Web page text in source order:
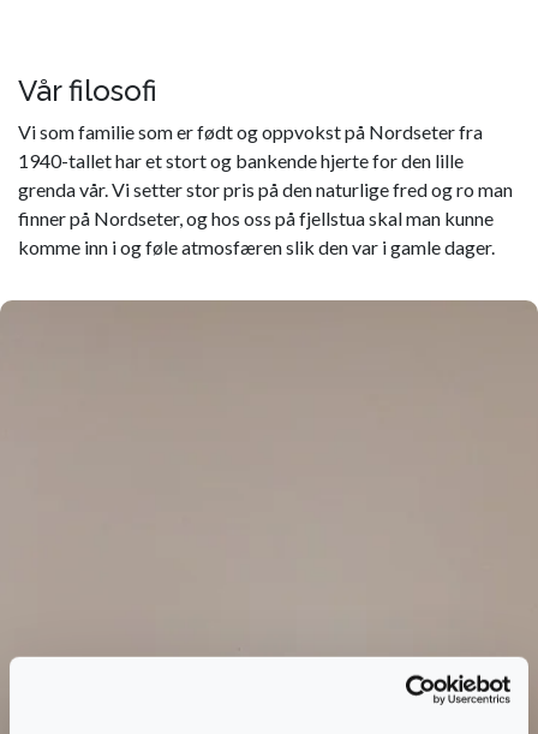
Vår filosofi
Vi som familie som er født og oppvokst på Nordseter fra
1940-tallet har et stort og bankende hjerte for den lille
grenda vår. Vi setter stor pris på den naturlige fred og ro man
finner på Nordseter, og hos oss på fjellstua skal man kunne
komme inn i og føle atmosfæren slik den var i gamle dager.